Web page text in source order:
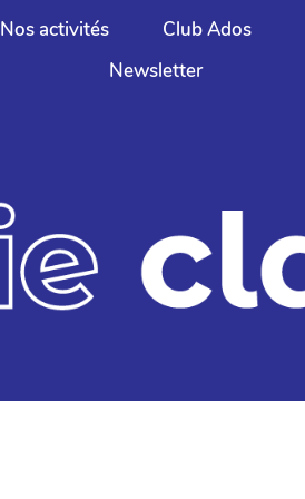
Nos activités Club Ados
Newsletter